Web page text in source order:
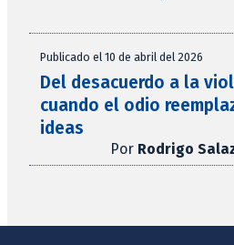
Publicado el 10 de abril del 2026
Del desacuerdo a la
cuando el odio
ideas
Por Rodrigo